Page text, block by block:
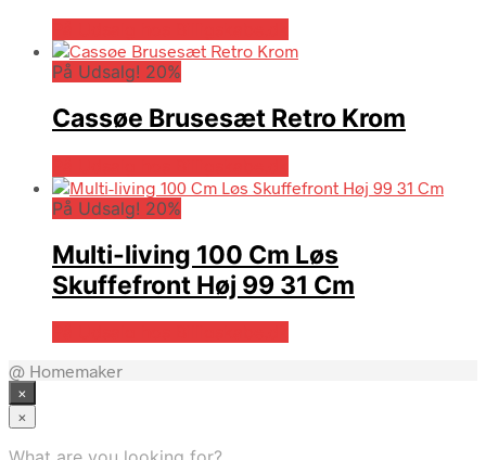
På Udsalg! 20%
Cassøe Brusesæt Retro Krom
På Udsalg! 20%
Multi-living 100 Cm Løs
Skuffefront Høj 99 31 Cm
@ Homemaker
×
×